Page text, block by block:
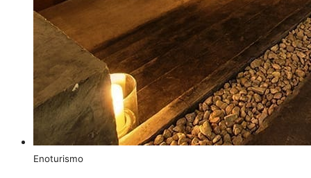
Enoturismo